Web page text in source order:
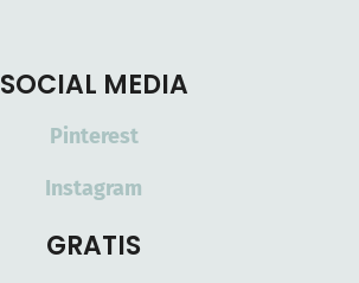
SOCIAL MEDIA
Pinterest
Instagram
GRATIS